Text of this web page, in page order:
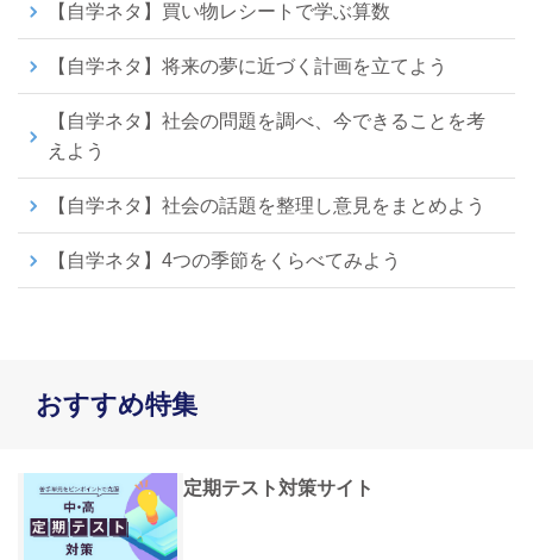
【自学ネタ】買い物レシートで学ぶ算数
【自学ネタ】将来の夢に近づく計画を立てよう
【自学ネタ】社会の問題を調べ、今できることを考
えよう
【自学ネタ】社会の話題を整理し意見をまとめよう
【自学ネタ】4つの季節をくらべてみよう
おすすめ特集
定期テスト対策サイト